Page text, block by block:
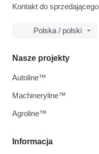
Kontakt do sprzedającego
Polska / polski
Informacja
Nasze projekty
Autoline™
Machineryline™
Agroline™